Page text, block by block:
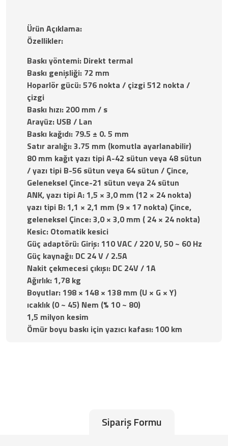
Ürün Açıklama:
Özellikler:
Baskı yöntemi: Direkt termal
Baskı genişliği: 72 mm
Hoparlör gücü: 576 nokta / çizgi 512 nokta /
çizgi
Baskı hızı: 200 mm / s
Arayüz: USB / Lan
Baskı kağıdı: 79.5 ± 0. 5 mm
Satır aralığı: 3.75 mm (komutla ayarlanabilir)
80 mm kağıt yazı tipi A-42 sütun veya 48 sütun
/ yazı tipi B-56 sütun veya 64 sütun / Çince,
Geleneksel Çince-21 sütun veya 24 sütun
ANK, yazı tipi A: 1,5 × 3,0 mm (12 × 24 nokta)
yazı tipi B: 1,1 × 2,1 mm (9 × 17 nokta) Çince,
geleneksel Çince: 3,0 × 3,0 mm ( 24 × 24 nokta)
Kesic: Otomatik kesici
Güç adaptörü: Giriş: 110 VAC / 220 V, 50 ~ 60 Hz
Güç kaynağı: DC 24 V / 2.5A
Nakit çekmecesi çıkışı: DC 24V / 1A
Ağırlık: 1,78 kg
Boyutlar: 198 × 148 × 138 mm (U × G × Y)
ıcaklık (0 ~ 45) Nem (% 10 ~ 80)
1,5 milyon kesim
Ömür boyu baskı için yazıcı kafası: 100 km
Sipariş Formu